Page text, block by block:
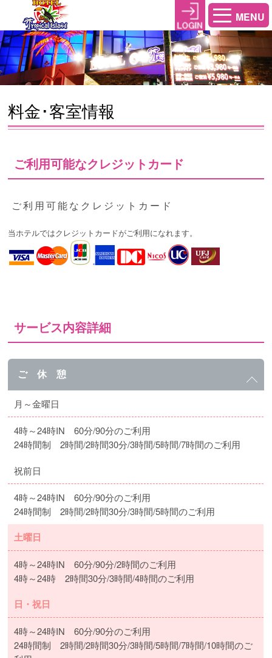
MENU
料金･客室情報
ご利用可能なクレジットカード
ご利用可能なクレジットカード
当ホテルではクレジットカードがご利用になれます。
サービス内容詳細
ご 休 憩
月～金曜日
4時～24時IN 60分/90分のご利用
24時間制 2時間/2時間30分/3時間/5時間/7時間のご利用
祝前日
4時～24時IN 60分/90分のご利用
24時間制 2時間/2時間30分/3時間/5時間のご利用
土曜日
4時～24時IN 60分/90分/2時間のご利用
4時～24時 2時間30分/3時間/4時間のご利用
日・祝日
4時～24時IN 60分/90分のご利用
24時間制 2時間/2時間30分/3時間/5時間/7時間/10時間のご